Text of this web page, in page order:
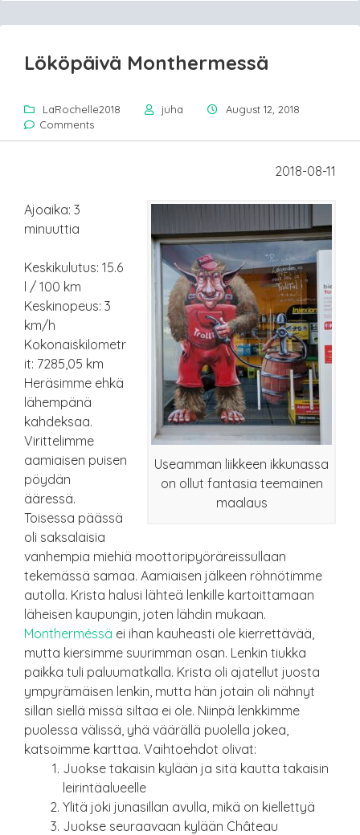
Lököpäivä Monthermessä
LaRochelle2018 juha
August 12, 2018
Comments
2018-08-11
Useamman liikkeen ikkunassa
on ollut fantasia teemainen
maalaus
Ajoaika: 3
minuuttia
Keskikulutus: 15.6
l / 100 km
Keskinopeus: 3
km/h
Kokonaiskilometr
it: 7285,05 km
Heräsimme ehkä
lähempänä
kahdeksaa.
Virittelimme
aamiaisen puisen
pöydän
ääressä.
Toisessa päässä
oli saksalaisia
vanhempia miehiä moottoripyöräreissullaan
tekemässä samaa. Aamiaisen jälkeen röhnötimme
autolla. Krista halusi lähteä lenkille kartoittamaan
läheisen kaupungin, joten lähdin mukaan.
Montherméssä ei ihan kauheasti ole kierrettävää,
mutta kiersimme suurimman osan. Lenkin tiukka
paikka tuli paluumatkalla. Krista oli ajatellut juosta
ympyrämäisen lenkin, mutta hän jotain oli nähnyt
sillan siellä missä siltaa ei ole. Niinpä lenkkimme
puolessa välissä, yhä väärällä puolella jokea,
katsoimme karttaa. Vaihtoehdot olivat:
Juokse takaisin kylään ja sitä kautta takaisin
leirintäalueelle
Ylitä joki junasillan avulla, mikä on kiellettyä
Juokse seuraavaan kylään Château